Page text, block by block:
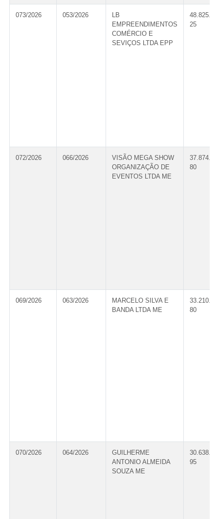
073/2026 053/2026
LB
EMPREENDIMENTOS
COMÉRCIO E
SEVIÇOS LTDA EPP
25
072/2026 066/2026
VISÃO MEGA SHOW
ORGANIZAÇÃO DE
EVENTOS LTDA ME
80
069/2026 063/2026
MARCELO SILVA E
BANDA LTDA ME
80
070/2026 064/2026
GUILHERME
ANTONIO ALMEIDA
SOUZA ME
95